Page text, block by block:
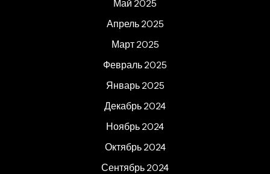
Май 2025
Апрель 2025
Март 2025
Февраль 2025
Январь 2025
Декабрь 2024
Ноябрь 2024
Октябрь 2024
Сентябрь 2024